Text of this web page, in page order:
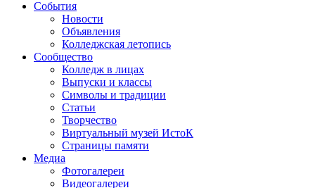
События
Новости
Объявления
Колледжская летопись
Сообщество
Колледж в лицах
Выпуски и классы
Символы и традиции
Статьи
Творчество
Виртуальный музей ИстоК
Страницы памяти
Медиа
Фотогалереи
Видеогалереи